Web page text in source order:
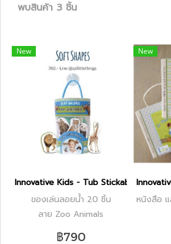
พบสินค้า 3 ชิ้น
New
Innovative Kids - Tub Stickables ( Zoo
ของเล่นลอยน้ำ 20 ชิ้น
ลาย Zoo Animals
฿790
New
หนังสือ แ